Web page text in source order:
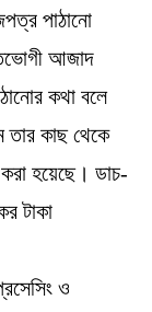
পাঠানো
আজাদ
কথা বলে
তার কাছ থেকে
হয়েছে। ডাচ-
টাকা
ও